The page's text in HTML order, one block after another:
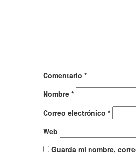
Comentario *
Nombre *
Correo electrónico *
Web
Guarda mi nombre,